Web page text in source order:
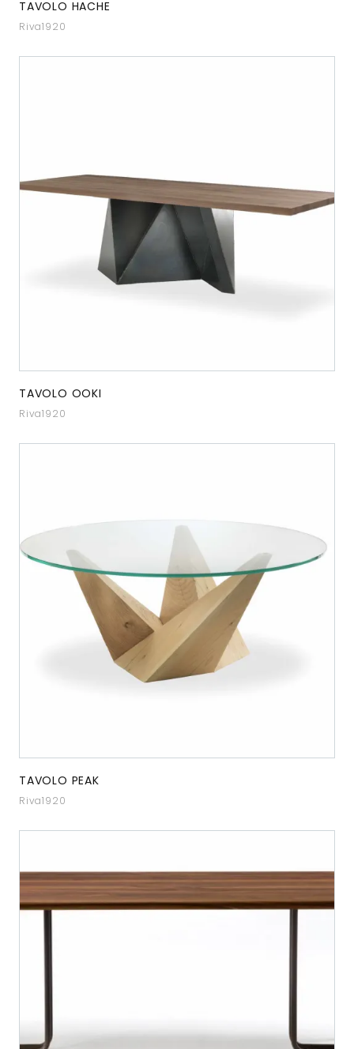
TAVOLO HACHE
Riva1920
TAVOLO OOKI
Riva1920
TAVOLO PEAK
Riva1920